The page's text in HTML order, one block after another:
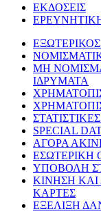
ΕΚΔΟΣΕΙΣ
ΜΗ
ΙΔΡΥΜΑΤΑ
SPECIAL
ΑΓΟΡΑ
ΕΣΩΤΕΡΙΚΗ
ΥΠΟΒΟΛΗ
ΚΙΝΗΣΗ
ΚΑΡΤΕΣ
ΕΞΕΛΙΞΗ